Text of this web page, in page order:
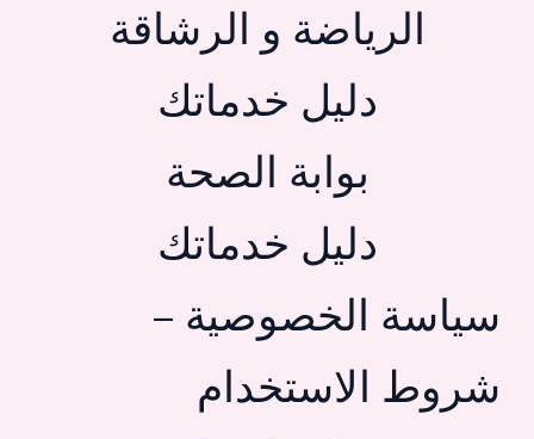
الرياضة و الرشاقة
دليل خدماتك
بوابة الصحة
دليل خدماتك
سياسة الخصوصية –
شروط الاستخدام